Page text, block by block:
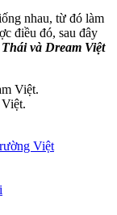
nhau, từ đó làm
điều đó, sau đây
và Dream Việt
Việt